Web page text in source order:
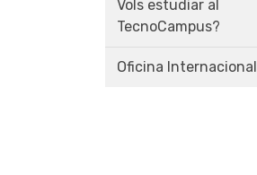
Vols estudiar al
TecnoCampus?
Oficina Internacional